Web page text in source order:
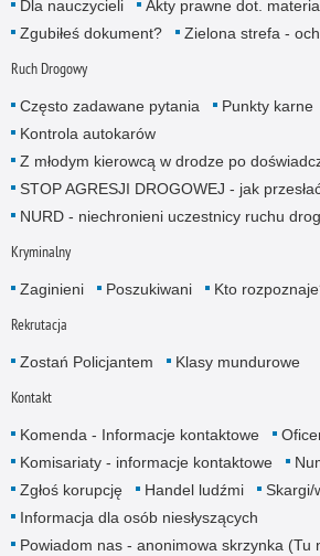
Dla nauczycieli
Akty prawne dot.
Zgubiłeś dokument?
Zielona strefa -
Ruch Drogowy
Często zadawane pytania Punkty karne
Kontrola autokarów
Z młodym kierowcą w drodze po
STOP AGRESJI DROGOWEJ - jak
NURD - niechronieni uczestnicy ruchu
Kryminalny
Zaginieni Poszukiwani Kto
Rekrutacja
Zostań Policjantem Klasy mundurowe
Kontakt
Komenda - Informacje kontaktowe
Komisariaty - informacje kontaktowe
Zgłoś korupcję
Handel ludźmi
Skargi/
Informacja dla osób niesłyszących
Powiadom nas - anonimowa skrzynka (Tu